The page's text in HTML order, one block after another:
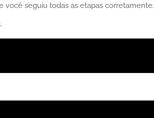
você seguiu todas as etapas corretamente.